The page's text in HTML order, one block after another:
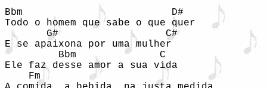
Bbm                         D#
Todo o homem que sabe o que quer
       G#                  C#
E se apaixona por uma mulher
         Bbm              C
Ele faz desse amor a sua vida
    Fm